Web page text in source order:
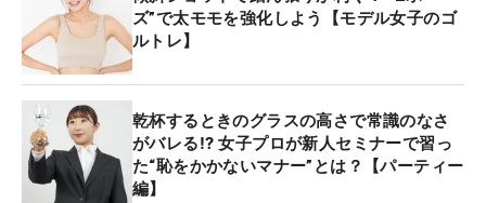
ズ”で太モモを強化しよう【モデル女子のゴ
ルトレ】
乾杯するときのグラスの高さで常識のなさ
がバレる⁉ 女子プロが新人セミナーで習っ
た“恥をかかないマナー”とは？【パーティー
編】